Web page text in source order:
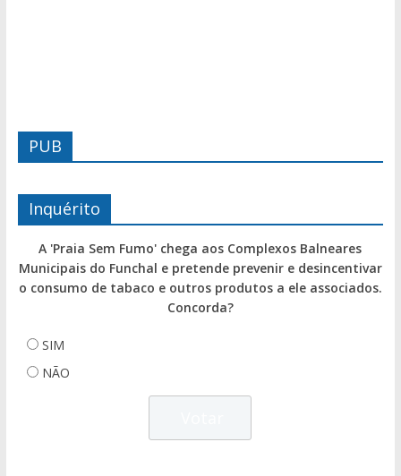
PUB
Inquérito
A 'Praia Sem Fumo' chega aos Complexos Balneares
Municipais do Funchal e pretende prevenir e desincentivar
o consumo de tabaco e outros produtos a ele associados.
Concorda?
SIM
NÃO